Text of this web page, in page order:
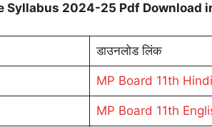
Syllabus 2024-25 Pdf Download
डाउनलोड लिंक
MP Board 11th
MP Board 11th